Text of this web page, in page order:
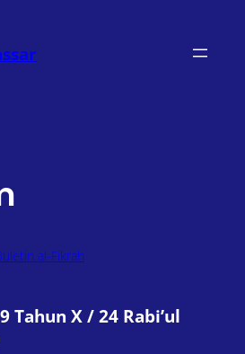
al-Fikrah
Tahun X / 24 Rabi’ul